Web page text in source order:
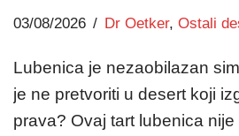
03/08/2026 Dr Oetker, Ostali
Lubenica je nezaobilazan
je ne pretvoriti u desert koji
prava? Ovaj tart lubenica